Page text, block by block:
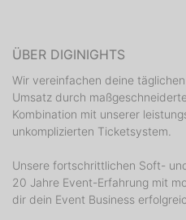
ÜBER DIGINIGHTS
Wir vereinfachen deine
Umsatz durch
Kombination mit unserer
unkomplizierten Ticketsystem.
Unsere fortschrittlichen Soft-
20 Jahre Event-Erfahrung mit
dir dein Event Business